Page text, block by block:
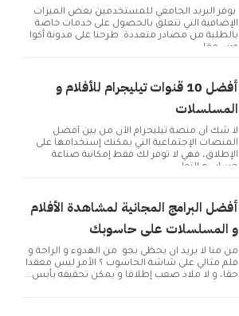
يوفر البريد الجامعي للمستخدمين بعض الميزات
الإضافية التي تتعلق بالحصول على خدمات خاصة
بالطلبة من مصادر متعددة. طرحنا على مدونة أكوا
ويب مقا...
أفضل 10 قنوات تيليجرام للأفلام و
المسلسلات
لا شك أن منصة تيليجرام الآن من بين أفضل
المنصات الإجتماعية التي يمكنك إستخدامها على
الإطلاق، فهي لا توفر لك فقط إمكانية صناعة
حساب و التوا...
أفضل البرامج المجانية لمشاهدة الأفلام
و المسلسلات على حاسوبك
من منا لا يريد ان يحظى بجو من الهدوء و الراحة و
فلم مثالي على شاشة الحاسوب ؟ الأمر ليس معقدا
حقا، و لا ملاذ صعب إطلاقا و يمكن تحقيقه بأبس...